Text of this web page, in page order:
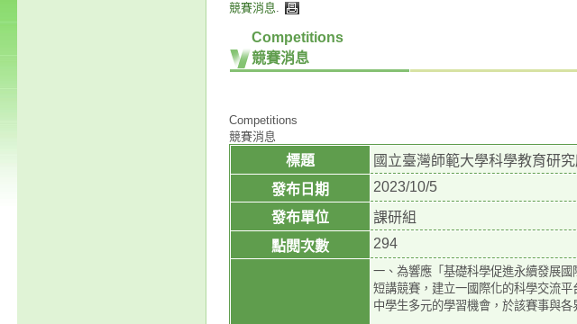
競賽消息.
Competitions
競賽消息
Competitions
競賽消息
標題
國立臺灣師範大學科學教育研
發布日期
2023/10/5
發布單位
課研組
點閱次數
294
一、為響應「基礎科學促進永續發展
短講競賽，建立一國際化的科學交流
中學生多元的學習機會，於該賽事與各